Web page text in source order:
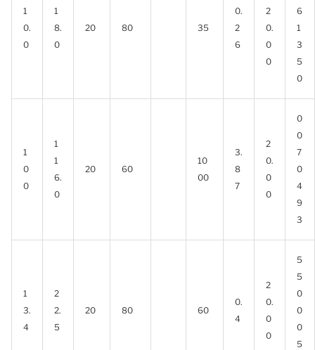
1
0.
0
1
8.
0
20 80 35
0.
2
6
2
0.
0
0
6
1
3
5
0
1
0
0
1
1
6.
0
20 60
10
00
3.
8
7
2
0.
0
0
0
0
7
0
4
9
3
1
3.
4
2
2.
5
20 80 60
0.
4
2
0.
0
0
5
5
0
0
0
5